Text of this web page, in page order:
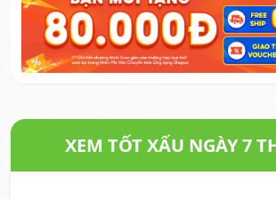
XEM TỐT XẤU NGÀY 7